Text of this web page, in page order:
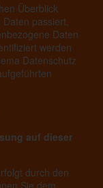
Überblick
passiert,
Daten
werden
Datenschutz
auf dieser
durch den